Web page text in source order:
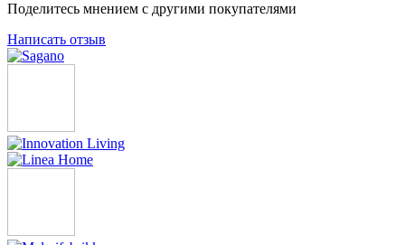
Поделитесь мнением с другими покупателями
Написать отзыв